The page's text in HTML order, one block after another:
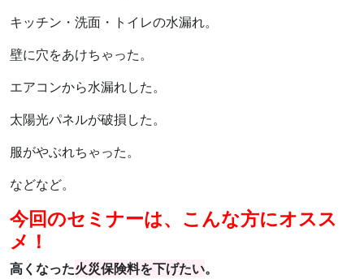
キッチン・洗面・トイレの水漏れ。
壁に穴をあけちゃった。
エアコンから水漏れした。
太陽光パネルが破損した。
服がやぶれちゃった。
などなど。
今回のセミナーは、こんな方にオスス
メ！
高くなった火災保険料を下げたい。